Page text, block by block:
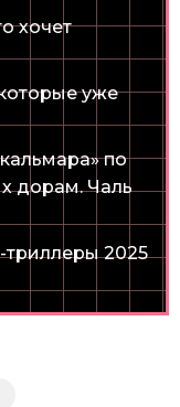
хочет
уже
по
дорам. Чаль
2025